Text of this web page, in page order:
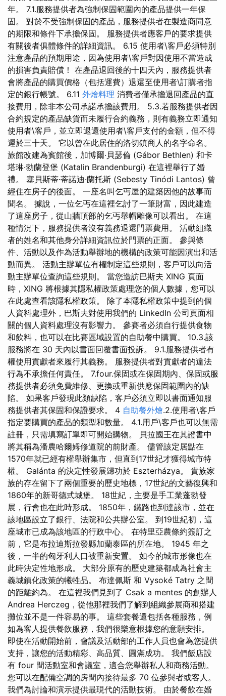
年。 7.1.服務提供者為強制保固範圍內的產品提供一年保
固。 對於不受強制保固的產品，服務提供者在製造商同意
的期限和條件下承擔保固。 服務提供者應客戶的要求提供
有關後者俱體條件的詳細資訊。 6.15 使用者\客戶必須特別
注意產品的預期用途，因為使用者\客戶對因使用不當造成
的損害負責賠償！ 在產品退回後的十四天內，服務提供者
會將產品的購買價格（包括運費）退還至使用者\訂購者指
定的銀行帳號。 6.11 外燴料理 消費者僅承擔退回產品的直
接費用，除非本公司承諾承擔該費用。 5.3.若服務提供者因
合約規定的產品缺貨而未履行合約義務，則有義務立即通知
使用者\客戶，並立即退還使用者\客戶支付的金額，但不得
遲於三十天。 它以曾在此居住的洛切鎮商人的名字命名。
旅館改建為賓館後，加博爾·貝瑟倫 (Gábor Bethlen) 和卡
塔琳·勃蘭登堡 (Katalin Brandenburgi) 在這裡舉行了婚
禮。 塞貝斯蒂·蒂諾迪·蘭托斯 (Sebesty Tinódi Lantos) 曾
經住在房子的後面。 一座名叫乞丐屋的建築因他的故事而
聞名。 據說，一位乞丐在這裡乞討了一筆財富，因此建造
了這座房子，從山牆頂部的乞丐舉帽雕像可以看出。 在這
種情況下，服務提供者沒有義務退還門票費用。 活動組織
者的姓名和其他身分詳細資訊位於門票的正面。 參與條
件、活動以及作為活動舉辦地的機構的政策可能因演出和活
動而異。 活動主辦單位有權制定這些規則，客戶可以向活
動主辦單位查詢這些規則。 當您造訪巴斯夫 XING 頁面
時，XING 將根據其隱私權政策處理您的個人數據，您可以
在此處查看該隱私權政策。 除了本隱私權政策中提到的個
人資料處理外，巴斯夫對使用我們的 LinkedIn 公司頁面相
關的個人資料處理沒有影響力。 參賽者必須自行提供食物
和飲料，也可以在比賽區域設置的自助餐中購買。 10.3.該
服務將在 30 天內以書面回覆書面投訴。 9.1.服務提供者有
權使用貢獻者來履行其義務。 服務提供者對貢獻者的違法
行為不承擔任何責任。 7.four.保固或在保固期內、保固或服
務提供者必須免費維修、更換或重新供應保固範圍內的缺
陷。 如果客戶發現此類缺陷，客戶必須立即以書面通知服
務提供者其保固和保證要求。 4 自助餐外燴.2.使用者\客戶
指定要購買的產品的類型和數量。 4.1.用戶\客戶也可以無需
註冊，只需填寫訂單即可開始購物。 貝拉國王在其證書中
將其稱為潘農哈爾姆修道院的前財產。 儘管該定居點在
1570年就已經有權舉辦集市，但直到17世紀才獲得城市特
權。 Galánta 的決定性發展歸功於 Eszterházya。 貴族家
族的存在留下了兩個重要的歷史地標，17世紀的文藝復興和
1860年的新哥德式城堡。 18世紀，主要是手工業蓬勃發
展，行會也在此時形成。 1850年，鐵路也到達該市，並在
該地區設立了銀行、法院和公共辦公室。 到19世紀初，這
座城市已成為該地區的行政中心。 在特里亞農條約簽訂之
前，它是布拉迪斯拉發縣加蘭泰區的所在地。 1945 年之
後，一半的匈牙利人口被重新安置。 如今的城市形像也在
此時決定性地形成。 大部分原有的歷史建築都成為社會主
義城鎮化政策的犧牲品。 布達佩斯 和 Vysoké Tatry 之間
的距離約為。 在這裡我們見到了 Csak a mentes 的創辦人
Andrea Herczeg，從他那裡我們了解到組織參展商和搭建
攤位並不是一件容易的事。 這些套餐還包括各種服務，例
如為客人提供餐飲服務，我們很樂意根據您的意願安排。
即使在活動開始前，會議及活動部的工作人員也會為您提供
支持，讓您的活動精彩、高品質、圓滿成功。 我們飯店設
有 four 間活動室和會議室，適合您舉辦私人和商務活動。
您可以在配備空調的房間內接待最多 70 位參與者或客人。
我們為討論和演示提供最現代的活動技術。 由於餐飲在婚